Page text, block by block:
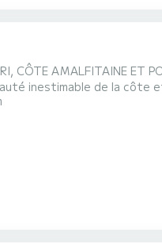
CÔTE AMALFITAINE ET
inestimable de la côte
cristallines et profiter
aux heures les plus